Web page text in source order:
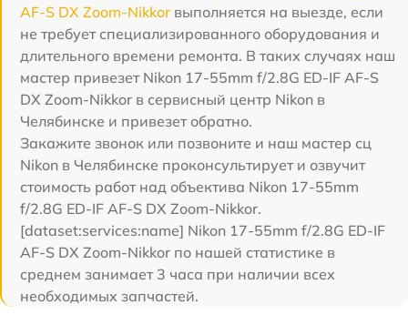
AF-S DX Zoom-Nikkor выполняется на выезде, если
не требует специализированного оборудования и
длительного времени ремонта. В таких случаях наш
мастер привезет Nikon 17-55mm f/2.8G ED-IF AF-S
DX Zoom-Nikkor в сервисный центр Nikon в
Челябинске и привезет обратно.
Закажите звонок или позвоните и наш мастер сц
Nikon в Челябинске проконсультирует и озвучит
стоимость работ над объектива Nikon 17-55mm
f/2.8G ED-IF AF-S DX Zoom-Nikkor.
[dataset:services:name] Nikon 17-55mm f/2.8G ED-IF
AF-S DX Zoom-Nikkor по нашей статистике в
среднем занимает 3 часа при наличии всех
необходимых запчастей.